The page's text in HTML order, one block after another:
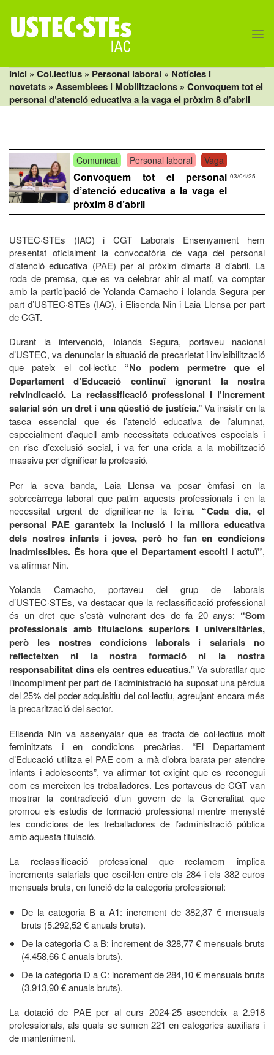
content
Inici » Col.lectius » Personal laboral » Notícies i
novetats » Assemblees i Mobilitzacions » Convoquem tot el
personal d’atenció educativa a la vaga el pròxim 8 d’abril
Comunicat Personal laboral Vaga
03/04/25
Convoquem tot el personal
d’atenció educativa a la vaga el
pròxim 8 d’abril
USTEC·STEs (IAC) i CGT Laborals Ensenyament hem
presentat oficialment la convocatòria de vaga del personal
d’atenció educativa (PAE) per al pròxim dimarts 8 d’abril. La
roda de premsa, que es va celebrar ahir al matí, va comptar
amb la participació de Yolanda Camacho i Iolanda Segura per
part d’USTEC·STEs (IAC), i Elisenda Nin i Laia Llensa per part
de CGT.
Durant la intervenció, Iolanda Segura, portaveu nacional
d’USTEC, va denunciar la situació de precarietat i invisibilització
que pateix el col·lectiu: “No podem permetre que el
Departament d’Educació continuï ignorant la nostra
reivindicació. La reclassificació professional i l’increment
salarial són un dret i una qüestió de justícia.” Va insistir en la
tasca essencial que és l’atenció educativa de l’alumnat,
especialment d’aquell amb necessitats educatives especials i
en risc d’exclusió social, i va fer una crida a la mobilització
massiva per dignificar la professió.
Per la seva banda, Laia Llensa va posar èmfasi en la
sobrecàrrega laboral que patim aquests professionals i en la
necessitat urgent de dignificar-ne la feina. “Cada dia, el
personal PAE garanteix la inclusió i la millora educativa
dels nostres infants i joves, però ho fan en condicions
inadmissibles. És hora que el Departament escolti i actuï”,
va afirmar Nin.
Yolanda Camacho, portaveu del grup de laborals
d’USTEC·STEs, va destacar que la reclassificació professional
és un dret que s’està vulnerant des de fa 20 anys: “Som
professionals amb titulacions superiors i universitàries,
però les nostres condicions laborals i salarials no
reflecteixen ni la nostra formació ni la nostra
responsabilitat dins els centres educatius.” Va subratllar que
l’incompliment per part de l’administració ha suposat una pèrdua
del 25% del poder adquisitiu del col·lectiu, agreujant encara més
la precarització del sector.
Elisenda Nin va assenyalar que es tracta de col·lectius molt
feminitzats i en condicions precàries. “El Departament
d’Educació utilitza el PAE com a mà d’obra barata per atendre
infants i adolescents”, va afirmar tot exigint que es reconegui
com es mereixen les treballadores. Les portaveus de CGT van
mostrar la contradicció d’un govern de la Generalitat que
promou els estudis de formació professional mentre menysté
les condicions de les treballadores de l’administració pública
amb aquesta titulació.
La reclassificació professional que reclamem implica
increments salarials que oscil·len entre els 284 i els 382 euros
mensuals bruts, en funció de la categoria professional:
De la categoria B a A1: increment de 382,37 € mensuals
bruts (5.292,52 € anuals bruts).
De la categoria C a B: increment de 328,77 € mensuals bruts
(4.458,66 € anuals bruts).
De la categoria D a C: increment de 284,10 € mensuals bruts
(3.913,90 € anuals bruts).
La dotació de PAE per al curs 2024-25 ascendeix a 2.918
professionals, als quals se sumen 221 en categories auxiliars i
de manteniment.